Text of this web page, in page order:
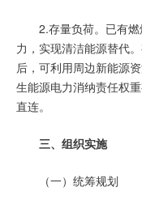
2.存量负荷。已有
力，实现清洁能源替代
后，可利用周边新能源
生能源电力消纳责任权
直连。
三、组织实施
（一）统筹规划